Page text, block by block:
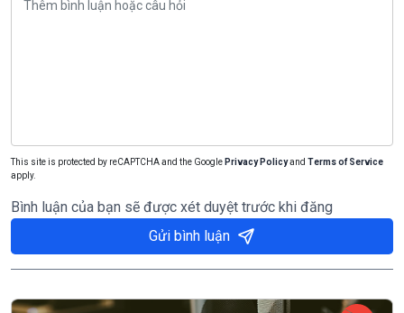
This site is protected by reCAPTCHA and the Google Privacy Policyand Terms of Service
apply.
Bình luận của bạn sẽ được xét duyệt trước khi đăng
Gửi bình luận